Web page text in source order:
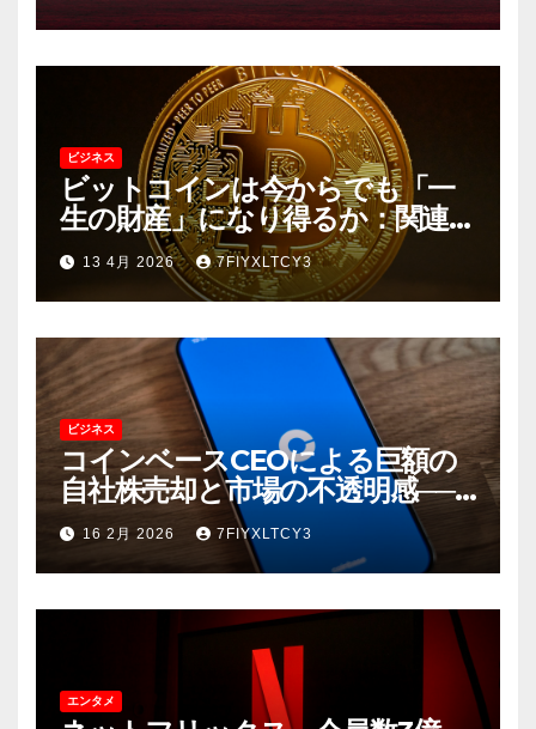
ビジネス
ビットコインは今からでも「一
生の財産」になり得るか：関連企
業の動向と長期的な資産価値
13 4月 2026 7FIYXLTCY3
ビジネス
コインベースCEOによる巨額の
自社株売却と市場の不透明感──5
億ドル超の「売り」が示唆する
もの
16 2月 2026 7FIYXLTCY3
エンタメ